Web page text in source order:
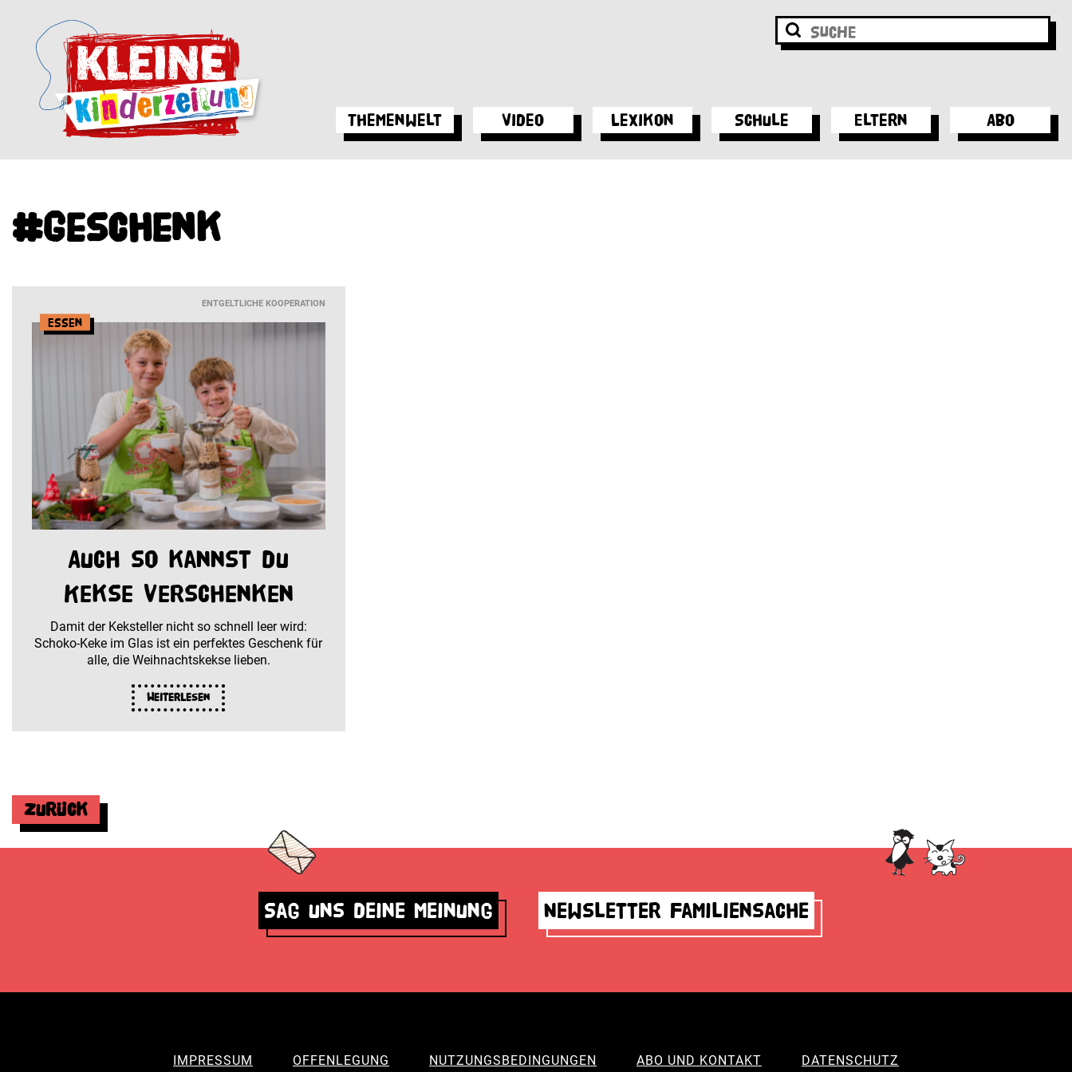
Themenwelt Video Lexikon Schule Eltern Abo
#Geschenk
ENTGELTLICHE KOOPERATION
Essen
Auch so kannst du
Kekse verschenken
Damit der Keksteller nicht so schnell leer wird:
Schoko-Keke im Glas ist ein perfektes Geschenk für
alle, die Weihnachtskekse lieben.
Weiterlesen
Zurück
Sag uns deine Meinung Newsletter Familiensache
IMPRESSUM OFFENLEGUNG NUTZUNGSBEDINGUNGEN ABO UND KONTAKT DATENSCHUTZ